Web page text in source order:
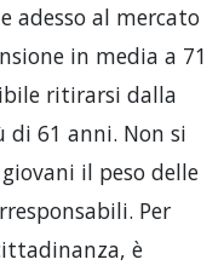
adesso al mercato
in media a 71
ritirarsi dalla
61 anni. Non si
il peso delle
Per
è